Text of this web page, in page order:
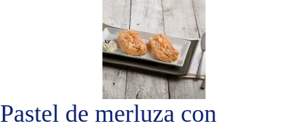
Pastel de merluza con